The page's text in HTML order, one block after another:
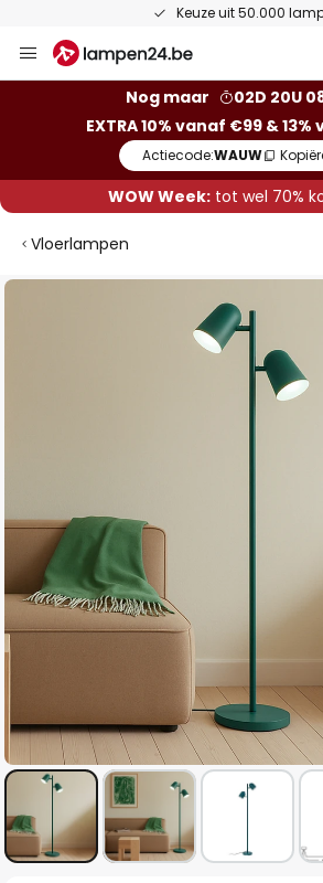
50 dagen
naar
Nog maar
02D 20U
EXTRA 10% vanaf €99 &
Actiecode:WAUW
WOW Week:tot wel 70%
Vloerlampen
Ga